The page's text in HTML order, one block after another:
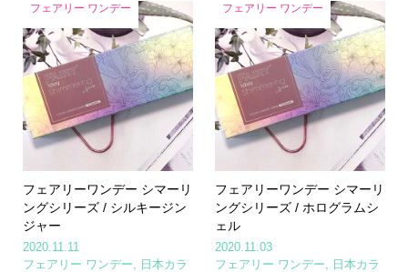
フェアリー ワンデー
フェアリーワンデー シマーリ
ングシリーズ / シルキージン
ジャー
2020.11.11
フェアリー ワンデー
日本カラ
フェアリー ワンデー
フェアリーワンデー シマーリ
ングシリーズ / ホログラムシ
ェル
2020.11.03
フェアリー ワンデー
日本カラ